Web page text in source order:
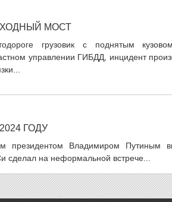
МОСТ
грузовик с поднятым
управлении ГИБДД, инцидент
ГОДУ
президентом Владимиром Путиным
сделал на неформальной встрече...